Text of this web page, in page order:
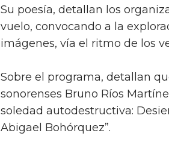
Su poesía, detallan los
vuelo, convocando a la
imágenes, vía el ritmo de los
Sobre el programa, detallan
sonorenses Bruno Ríos
soledad autodestructiva:
Abigael Bohórquez”.